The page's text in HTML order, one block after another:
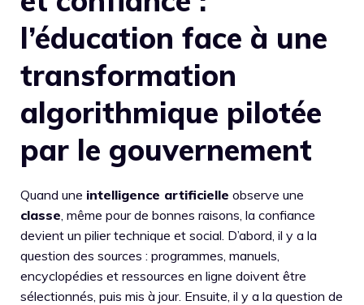
l’éducation face à une
transformation
algorithmique pilotée
par le gouvernement
Quand une intelligence artificielle observe une
classe , même pour de bonnes raisons, la confiance
devient un pilier technique et social. D’abord, il y a la
question des sources : programmes, manuels,
encyclopédies et ressources en ligne doivent être
sélectionnés, puis mis à jour. Ensuite, il y a la question de